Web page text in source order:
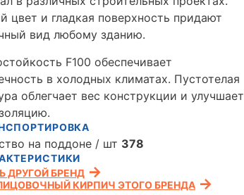
цвет и гладкая поверхность придают
вид любому зданию.
F100 обеспечивает
в холодных климатах. Пустотелая
облегчает вес конструкции и улучшает
на поддоне / шт 378
ДРУГОЙ БРЕНД
КИРПИЧ ЭТОГО БРЕНДА